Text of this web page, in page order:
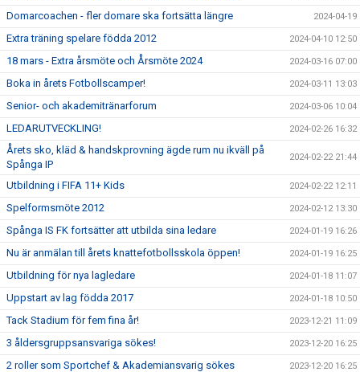
Domarcoachen - fler domare ska fortsätta längre 2024-04-19
Extra träning spelare födda 2012 2024-04-10 12:50
18 mars - Extra årsmöte och Årsmöte 2024 2024-03-16 07:00
Boka in årets Fotbollscamper! 2024-03-11 13:03
Senior- och akademitränarforum 2024-03-06 10:04
LEDARUTVECKLING! 2024-02-26 16:32
Årets sko, kläd & handskprovning ägde rum nu ikväll på
Spånga IP
2024-02-22 21:44
Utbildning i FIFA 11+ Kids 2024-02-22 12:11
Spelformsmöte 2012 2024-02-12 13:30
Spånga IS FK fortsätter att utbilda sina ledare 2024-01-19 16:26
Nu är anmälan till årets knattefotbollsskola öppen! 2024-01-19 16:25
Utbildning för nya lagledare 2024-01-18 11:07
Uppstart av lag födda 2017 2024-01-18 10:50
Tack Stadium för fem fina år! 2023-12-21 11:09
3 åldersgruppsansvariga sökes! 2023-12-20 16:25
2 roller som Sportchef & Akademiansvarig sökes 2023-12-20 16:25